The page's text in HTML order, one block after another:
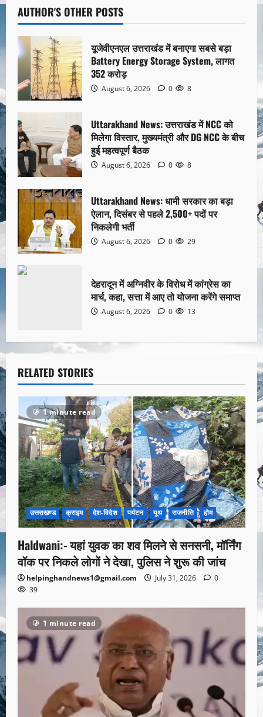
AUTHOR'S OTHER POSTS
यूजेवीएनएल उत्तराखंड में बनाएगा सबसे बड़ा
Battery Energy Storage System, लागत
352 करोड़
August 6, 2026 0 8
Uttarakhand News: उत्तराखंड में NCC को
मिलेगा विस्तार, मुख्यमंत्री और DG NCC के बीच
हुई महत्वपूर्ण बैठक
August 6, 2026 0 8
Uttarakhand News: धामी सरकार का बड़ा
ऐलान, दिसंबर से पहले 2,500+ पदों पर
निकलेगी भर्ती
August 6, 2026 0 29
देहरादून में अग्निवीर के विरोध में कांग्रेस का
मार्च, कहा, सत्ता में आए तो योजना करेंगे समाप्त
August 6, 2026 0 13
RELATED STORIES
1 minute read
उत्तराखण्ड क्राइम देश-विदेश पर्यटन यूथ राजनीति होम
Haldwani:- यहां युवक का शव मिलने से सनसनी, मॉर्निंग
वॉक पर निकले लोगों ने देखा, पुलिस ने शुरू की जांच
helpinghandnews1@gmail.com July 31, 2026
0
39
1 minute read